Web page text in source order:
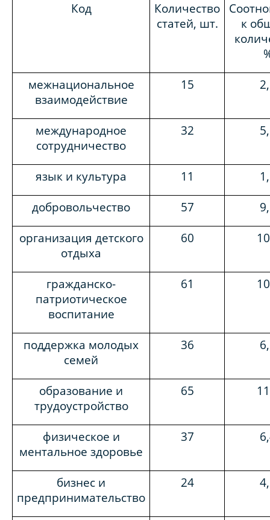
Код
Количество
статей, шт.
к
межнациональное
взаимодействие
15
международное
сотрудничество
32
язык и культура 11
добровольчество 57
организация детского
отдыха
60
гражданско-
патриотическое
воспитание
61
поддержка молодых
семей
36
образование и
трудоустройство
65
физическое и
ментальное здоровье
37
бизнес и
предпринимательство
24